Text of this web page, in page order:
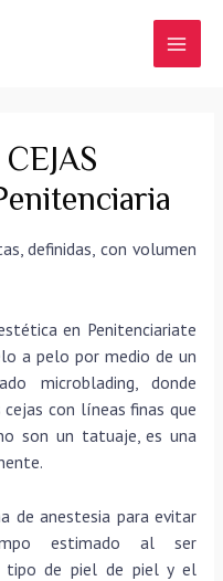
definidas, con volumen
en Penitenciariate
a pelo por medio de un
microblading, donde
con líneas finas que
son un tatuaje, es una
de anestesia para evitar
estimado al ser
tipo de piel de piel y el